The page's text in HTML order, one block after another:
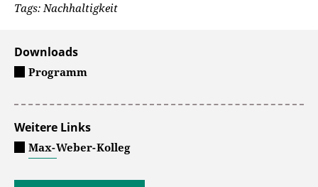
Tags: Nachhaltigkeit
Downloads
Programm
Weitere Links
Max-Weber-Kolleg